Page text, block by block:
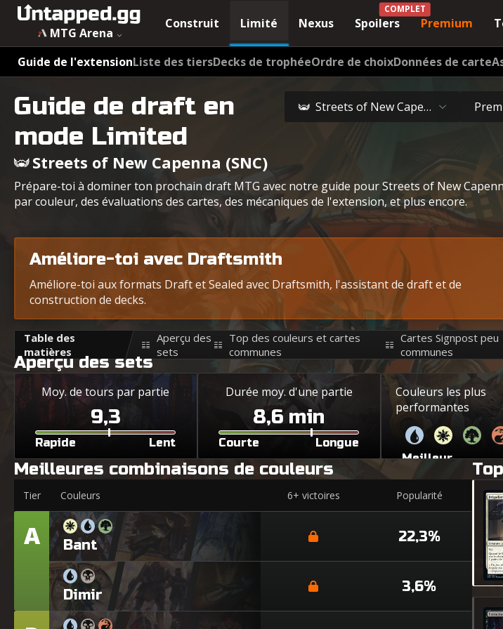
MTG Arena
Construit Limité Nexus Spoilers
COMPLET
Premium
Guide de l'extensionListe des tiersDecks de trophéeOrdre de choixDonnées de carte
Guide de draft en
mode Limited
Streets of New Capenna
Streets of New Capenna (SNC)
Prépare-toi à dominer ton prochain draft MTG avec notre guide pour Streets of New
par couleur, des évaluations des cartes, des mécaniques de l'extension, et plus encore.
Améliore-toi avec Draftsmith
Améliore-toi aux formats Draft et Sealed avec Draftsmith, l'assistant de draft et de
construction de decks.
Table des
matières
Aperçu des
sets
Top des couleurs et cartes
communes
Cartes Signpost peu
communes
Aperçu des sets
Moy. de tours par partie
9,3
Rapide Lent
Durée moy. d'une partie
8,6 min
Courte Longue
Couleurs les plus
performantes
Meilleur
Meilleures combinaisons de couleurs
Tier Couleurs 6+ victoires Popularité
Tier
A Bant 22,3%
Dimir 3,6%
Guide de draft et des archétypes de Streets of New Capenna (SNC) dans MTG